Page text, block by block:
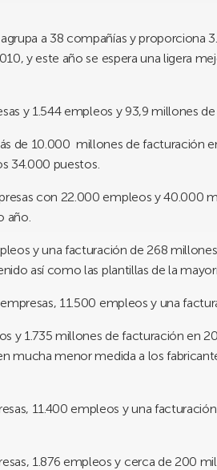
a 38 compañías y proporciona
y este año se espera una ligera
y 1.544 empleos y 93,9 millones
de 10.000 millones de facturación
34.000 puestos.
con 22.000 empleos y 40.000
año.
y una facturación de 268
así como las plantillas de la
11.500 empleos y una
y 1.735 millones de facturación en
mucha menor medida a los
11.400 empleos y una
1.876 empleos y cerca de 200